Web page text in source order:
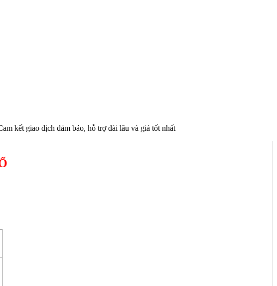
kết giao dịch đảm bảo, hỗ trợ dài lâu và giá tốt nhất